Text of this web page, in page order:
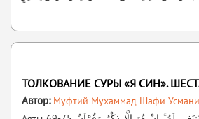
ТОЛКОВАНИЕ СУРЫ «Я СИН».
Автор: Муфтий Мухаммад Шафи Усмани